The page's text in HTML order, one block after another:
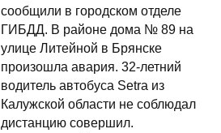
сообщили в городском отделе
ГИБДД. В районе дома № 89 на
улице Литейной в Брянске
произошла авария. 32-летний
водитель автобуса Setra из
Калужской области не соблюдал
дистанцию совершил.